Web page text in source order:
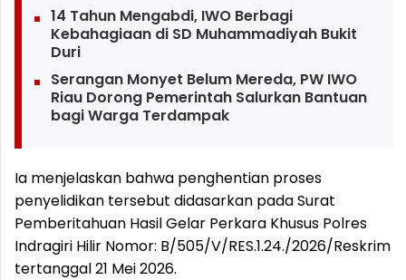
14 Tahun Mengabdi, IWO Berbagi
Kebahagiaan di SD Muhammadiyah Bukit
Duri
Serangan Monyet Belum Mereda, PW IWO
Riau Dorong Pemerintah Salurkan Bantuan
bagi Warga Terdampak
Ia menjelaskan bahwa penghentian proses
penyelidikan tersebut didasarkan pada Surat
Pemberitahuan Hasil Gelar Perkara Khusus Polres
Indragiri Hilir Nomor: B/505/V/RES.1.24./2026/Reskrim
tertanggal 21 Mei 2026.